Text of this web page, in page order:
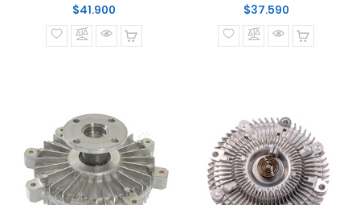
$41.900
normal
$37.590Precio
normal